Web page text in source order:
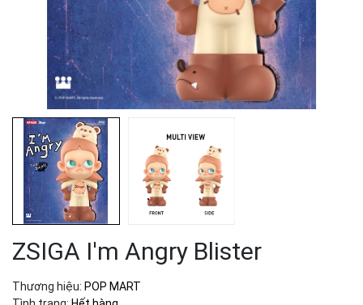
ZSIGA I'm Angry Blister
Thương hiệu: POP MART